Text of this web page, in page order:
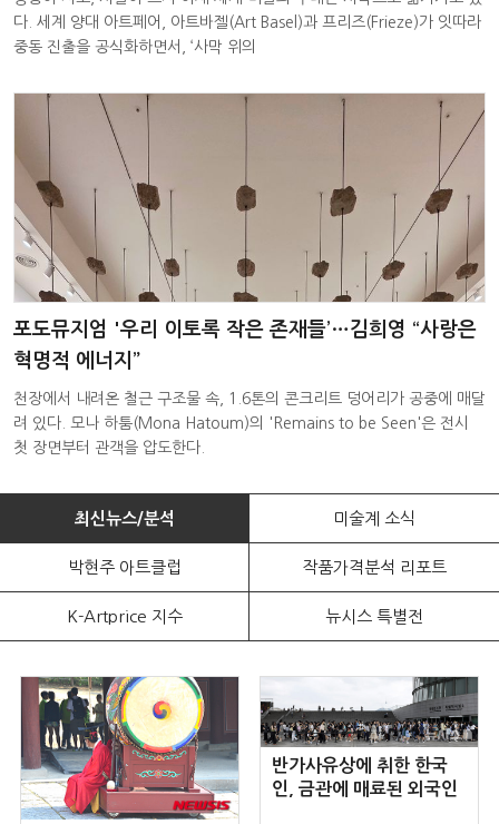
다. 세계 양대 아트페어, 아트바젤(Art Basel)과 프리즈(Frieze)가 잇따라
중동 진출을 공식화하면서, ‘사막 위의
포도뮤지엄 '우리 이토록 작은 존재들’…김희영 “사랑은
혁명적 에너지”
천장에서 내려온 철근 구조물 속, 1.6톤의 콘크리트 덩어리가 공중에 매달
려 있다. 모나 하툼(Mona Hatoum)의 'Remains to be Seen'은 전시
첫 장면부터 관객을 압도한다.
최신뉴스/분석 미술계 소식
박현주 아트클럽 작품가격분석 리포트
K-Artprice 지수 뉴시스 특별전
반가사유상에 취한 한국
인, 금관에 매료된 외국인